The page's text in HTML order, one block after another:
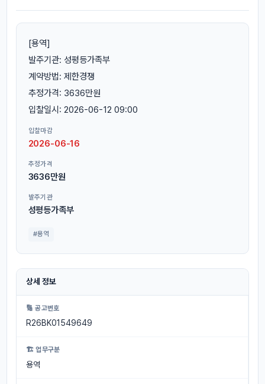
[용역]
발주기관: 성평등가족부
계약방법: 제한경쟁
추정가격: 3636만원
입찰일시: 2026-06-12 09:00
입찰마감
2026-06-16
추정가격
3636만원
발주기관
성평등가족부
#용역
상세 정보
🔢 공고번호
R26BK01549649
🏗 업무구분
용역